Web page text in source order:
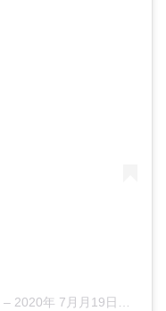
– 2020年 7月月19日午後8時07分PDT